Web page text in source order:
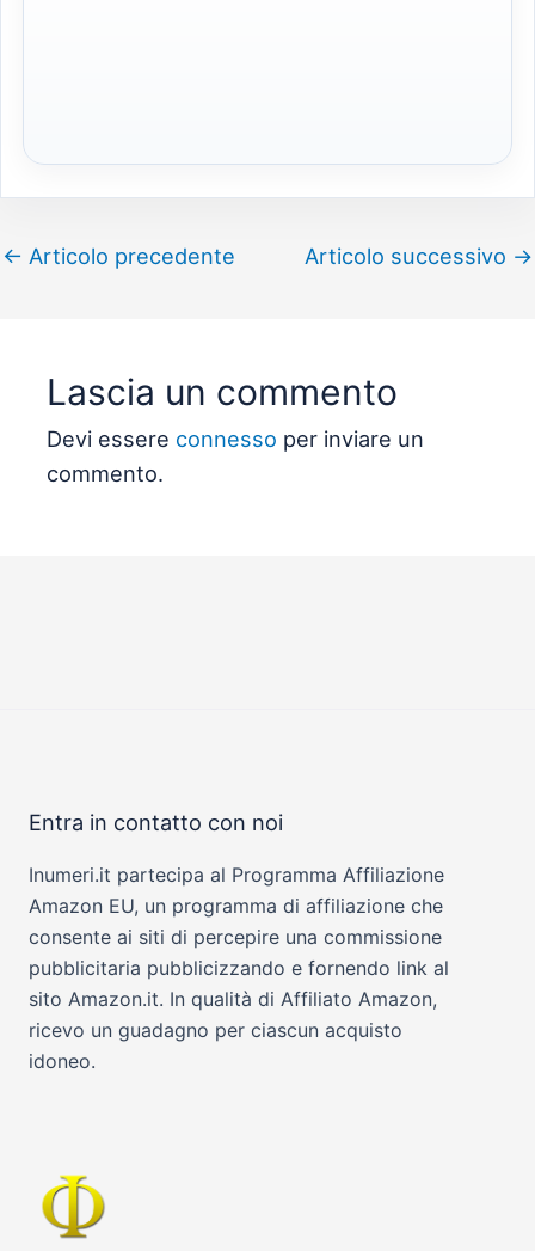
← Articolo precedente Articolo successivo →
Lascia un commento
Devi essere connesso per inviare un
commento.
Entra in contatto con noi
Inumeri.it partecipa al Programma Affiliazione
Amazon EU, un programma di affiliazione che
consente ai siti di percepire una commissione
pubblicitaria pubblicizzando e fornendo link al
sito Amazon.it. In qualità di Affiliato Amazon,
ricevo un guadagno per ciascun acquisto
idoneo.